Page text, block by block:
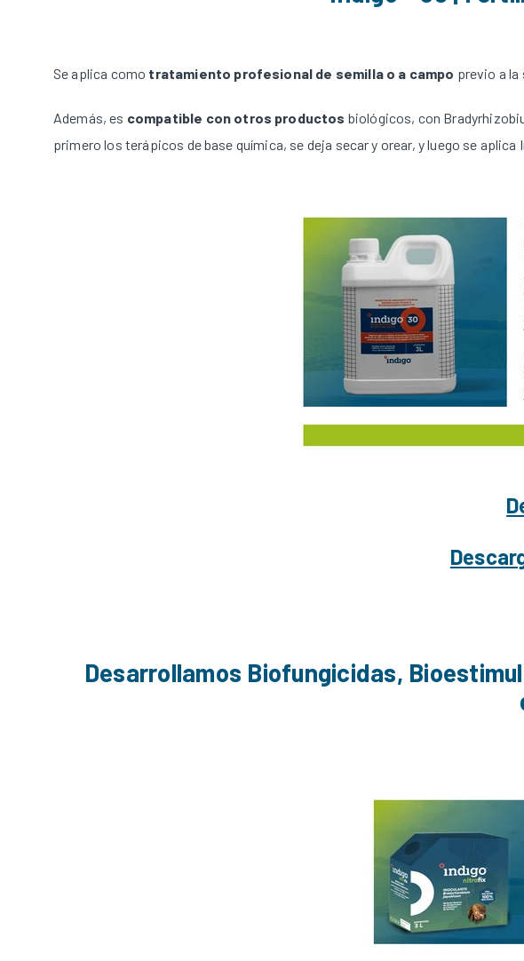
Se aplica como tratamiento profesional de semilla o a campo previo a la
Además, es compatible con otros productos biológicos, con
primero los terápicos de base química, se deja secar y orear, y luego se aplica
Desarrollamos Biofungicidas,